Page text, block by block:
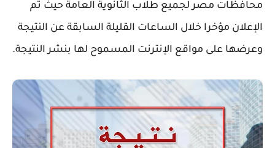
محافظات مصر لجميع طلاب الثانوية العامة حيث تم
الإعلان مؤخرا خلال الساعات القليلة السابقة عن النتيجة
وعرضها على مواقع الإنترنت المسموح لها بنشر النتيجة.